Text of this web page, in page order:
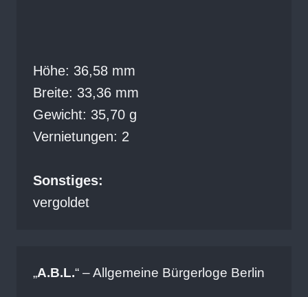
Höhe: 36,58 mm
Breite: 33,36 mm
Gewicht: 35,70 g
Vernietungen: 2
Sonstiges:
vergoldet
„A.B.L.“ – Allgemeine Bürgerloge Berlin